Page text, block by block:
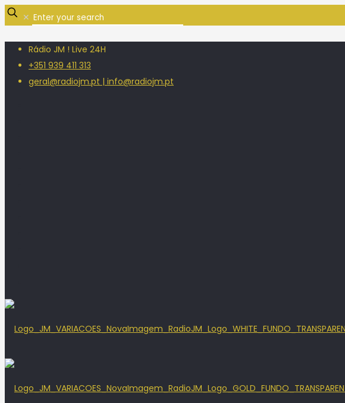
✕
Rádio JM ! Live 24H
+351 939 411 313
geral@radiojm.pt | info@radiojm.pt